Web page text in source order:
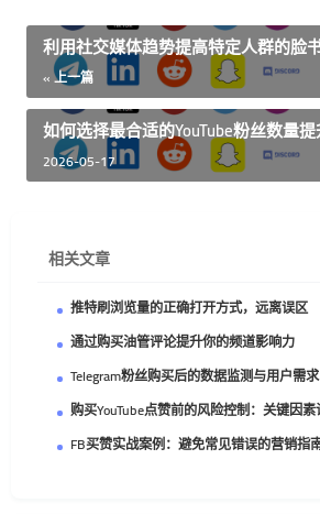
利用社交媒体趋势提高特定人群的脸
« 上一篇
如何选择最合适的YouTube粉丝数量
2026-05-17
相关文章
推特刷浏览量的正确打开方式，远离误区
通过购买油管评论提升你的频道影响力
Telegram粉丝购买后的数据监测与用户需求
购买YouTube点赞前的风险控制：关键因
FB买赞实战案例：避免常见错误的营销指